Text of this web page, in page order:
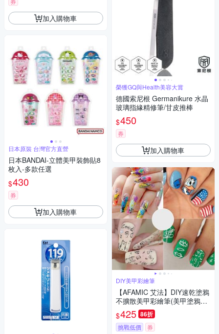
加入購物車
日本原裝 台灣官方直營
日本BANDAI-立體美甲裝飾貼8
枚入-多款任選
$430
券
加入購物車
榮獲GQ與Health美容大賞
德國索尼根 Germanikure 水晶
玻璃指緣精修筆/甘皮推棒
$450
券
加入購物車
DIY美甲彩繪筆
【AFAMIC 艾法】DIY速乾塗鴉
不擴散美甲彩繪筆(美甲塗鴉筆
指甲彩繪筆 丙烯馬克筆 畫筆 彩
色筆)
$425 86折
挑戰低價 券